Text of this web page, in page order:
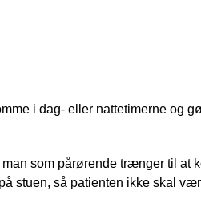
i dag- eller nattetimerne og
som pårørende trænger til at
stuen, så patienten ikke skal